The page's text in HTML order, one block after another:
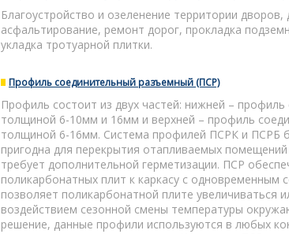
Благоустройство и озеленение территории
асфальтирование, ремонт дорог, прокладка
укладка тротуарной плитки.
Профиль соединительный разъемный (ПСР)
Профиль состоит из двух частей: нижней –
толщиной 6-10мм и 16мм и верхней – профиль
толщиной 6-16мм. Система профилей ПСРК и ПСРБ
пригодна для перекрытия отапливаемых
требует дополнительной герметизации. ПСР
поликарбонатных плит к каркасу с
позволяет поликарбонатной плите увеличиваться
воздействием сезонной смены температуры
решение, данные профили используются в любых